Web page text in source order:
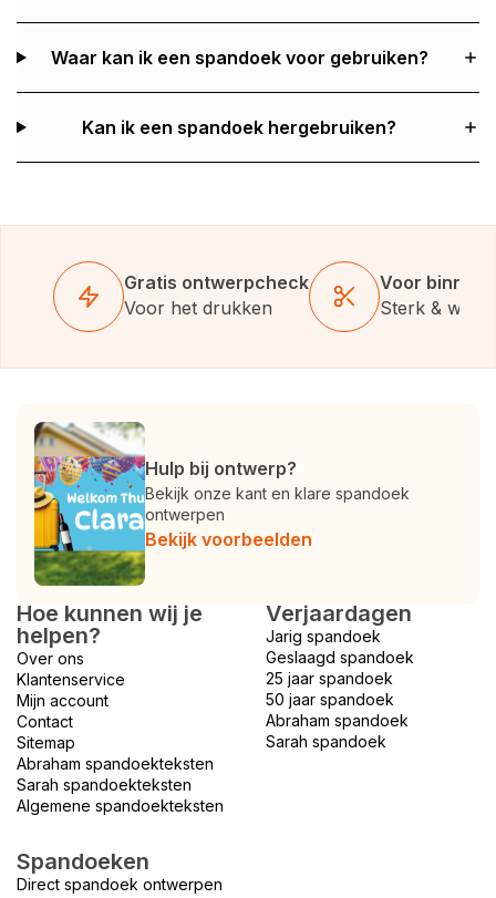
Waar kan ik een spandoek voor gebruiken?
Kan ik een spandoek hergebruiken?
Gratis ontwerpcheck
Voor het drukken
Voor binnen
Sterk &
Hulp bij ontwerp?
Bekijk onze kant en klare spandoek
ontwerpen
Bekijk voorbeelden
Hoe kunnen wij je
helpen?
Over ons
Klantenservice
Mijn account
Contact
Sitemap
Abraham spandoekteksten
Sarah spandoekteksten
Algemene spandoekteksten
Verjaardagen
Jarig spandoek
Geslaagd spandoek
25 jaar spandoek
50 jaar spandoek
Abraham spandoek
Sarah spandoek
Spandoeken
Direct spandoek ontwerpen